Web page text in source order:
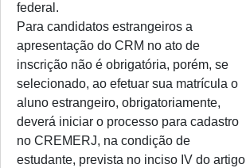
federal.
Para candidatos estrangeiros a
apresentação do CRM no ato de
inscrição não é obrigatória, porém, se
selecionado, ao efetuar sua matrícula o
aluno estrangeiro, obrigatoriamente,
deverá iniciar o processo para cadastro
no CREMERJ, na condição de
estudante, prevista no inciso IV do artigo